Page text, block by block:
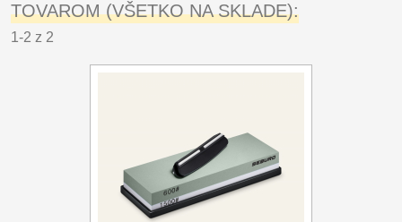
TOVAROM (VŠETKO NA SKLADE):
1-2 z 2